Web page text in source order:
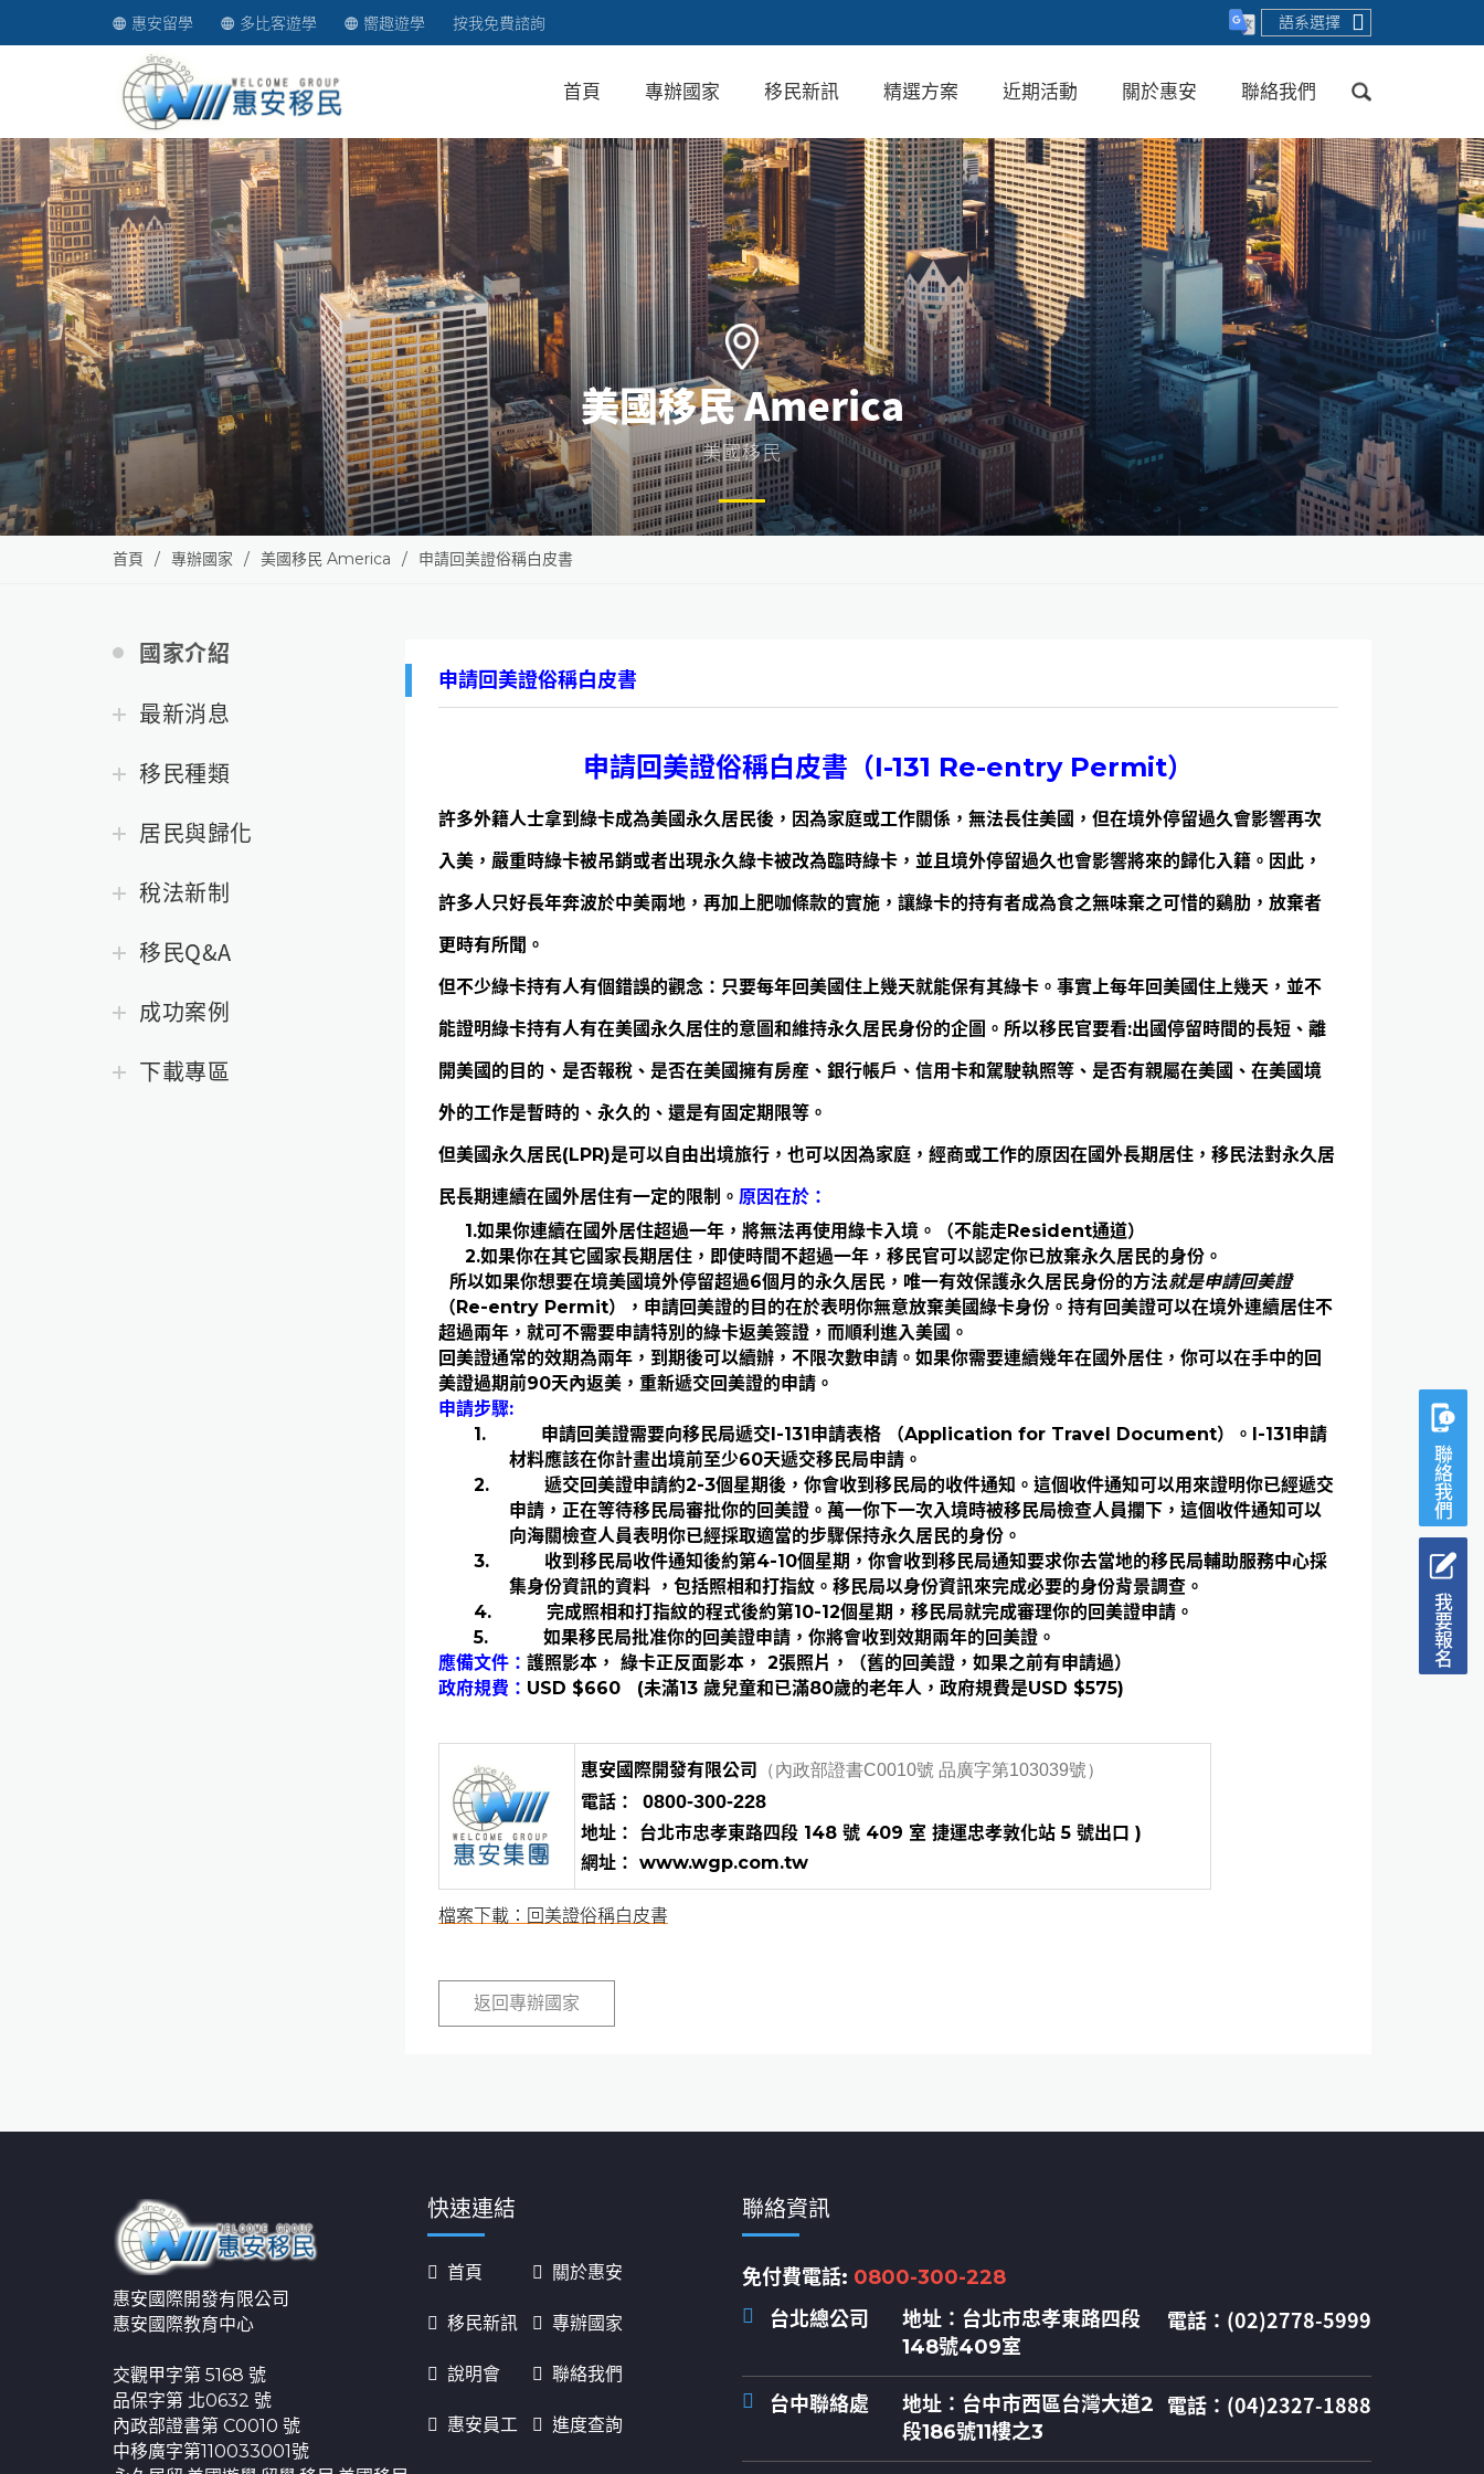
惠安留學 多比客遊學 嚮趣遊學 按我免費諮詢 語系選擇
首頁 專辦國家 移民新訊 精選方案 近期活動 關於惠安 聯絡我們
送出
美國移民 America
美國移民
首頁 專辦國家 美國移民 America 申請回美證俗稱白皮書
國家介紹
最新消息
移民種類
居民與歸化
稅法新制
移民Q&A
成功案例
下載專區
申請回美證俗稱白皮書
申請回美證俗稱白皮書 （I-131 Re-entry Permit）
許多外籍人士拿到綠卡成為美國永久居民後，因為家庭或工作關係，無法長住美國，但在境外停留過久會影響再次
入美，嚴重時綠卡被吊銷或者出現永久綠卡被改為臨時綠卡，並且境外停留過久也會影響將來的歸化入籍。因此，
許多人只好長年奔波於中美兩地，再加上肥咖條款的實施，讓綠卡的持有者成為食之無味棄之可惜的鷄肋，放棄者
更時有所聞。
但不少綠卡持有人有個錯誤的觀念：只要每年回美國住上幾天就能保有其綠卡。事實上每年回美國住上幾天，並不
能證明綠卡持有人有在美國永久居住的意圖和維持永久居民身份的企圖。所以移民官要看:出國停留時間的長短、離
開美國的目的、是否報稅、是否在美國擁有房産、銀行帳戶、信用卡和駕駛執照等、是否有親屬在美國、在美國境
外的工作是暫時的、永久的、還是有固定期限等。
但美國永久居民(LPR)是可以自由出境旅行，也可以因為家庭，經商或工作的原因在國外長期居住，移民法對永久居
民長期連續在國外居住有一定的限制。 原因在於：
1.如果你連續在國外居住超過一年，將無法再使用綠卡入境。（不能走Resident通道）
2.如果你在其它國家長期居住，即使時間不超過一年，移民官可以認定你已放棄永久居民的身份。
所以如果你想要在境美國境外停留超過6個月的永久居民， 唯一有效保護永久居民身份的方法就是申請回美證
（Re-entry Permit），申請回美證的目的在於表明你無意放棄美國綠卡身份。持有回美證可以在境外連續居住不
超過兩年，就可不需要申請特別的綠卡返美簽證，而順利進入美國。
回美證通常的效期為兩年，到期後可以續辦，不限次數申請。如果你需要連續幾年在國外居住，你可以在手中的回
美證過期前90天內返美，重新遞交回美證的申請。
申請步驟:
1.
申請回美證需要向移民局遞交I-131申請表格 （Application for Travel Document）。I-131申請
材料應該在你計畫出境前至少60天遞交移民局申請。
2.
遞交回美證申請約2-3個星期後，你會收到移民局的收件通知。這個收件通知可以用來證明你已經遞交
申請，正在等待移民局審批你的回美證。萬一你下一次入境時被移民局檢查人員攔下，這個收件通知可以
向海關檢查人員表明你已經採取適當的步驟保持永久居民的身份。
3.
收到移民局收件通知後約第4-10個星期，你會收到移民局通知要求你去當地的移民局輔助服務中心採
集身份資訊的資料 ，包括照相和打指紋。移民局以身份資訊來完成必要的身份背景調查。
4.
完成照相和打指紋的程式後約第10-12個星期，移民局就完成審理你的回美證申請。
5.
如果移民局批准你的回美證申請，你將會收到效期兩年的回美證。
應備文件： 護照影本， 綠卡正反面影本， 2張照片，（舊的回美證，如果之前有申請過）
政府規費： USD $660   (未滿13 歲兒童和已滿80歲的老年人，政府規費是USD $575)
惠安國際開發有限公司 （內政部證書C0010號 品廣字第103039號）
電話 ： 0800-300-228
地址： 台北市忠孝東路四段 148 號 409 室 捷運忠孝敦化站 5 號出口 )
網址： www.wgp.com.tw
檔案下載：回美證俗稱白皮書
返回專辦國家
聯絡我們
我要報名
惠安國際開發有限公司
惠安國際教育中心
交觀甲字第 5168 號
品保字第 北0632 號
內政部證書第 C0010 號
中移廣字第110033001號
快速連結
首頁
移民新訊
說明會
惠安員工
關於惠安
專辦國家
聯絡我們
進度查詢
聯絡資訊
免付費電話: 0800-300-228
台北總公司
地址： 台北市忠孝東路四段
148號409室
電話：(02)2778-5999
台中聯絡處 地址： 台中市西區台灣大道2
段186號11樓之3
電話：(04)2327-1888